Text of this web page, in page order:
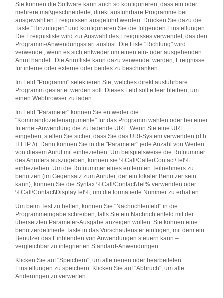
Sie können die Software kann auch so konfigurieren, dass ein oder
mehrere maßgeschneiderte, direkt ausführbare Programme bei
ausgewählten Ereignissen ausgeführt werden. Drücken Sie dazu die
Taste "Hinzufügen" und konfigurieren Sie die folgenden Einstellungen:
Die Ereignisliste wird zur Auswahl des Ereignisses verwendet, das den
Programm-/Anwendungsstart auslöst. Die Liste "Richtung" wird
verwendet, wenn es sich entweder um einen ein- oder ausgehenden
Anruf handelt. Die Anrufliste kann dazu verwendet werden, Ereignisse
für interne oder externe oder beides zu beschränken.
Im Feld "Programm" selektieren Sie, welches direkt ausführbare
Programm gestartet werden soll. Dieses Feld sollte leer bleiben, um
einen Webbrowser zu laden.
Im Feld "Parameter" können Sie entweder die
"Kommandozeilenargumente" für das Programm wählen oder bei einer
Internet-Anwendung die zu ladende URL. Wenn Sie eine URL
eingeben, stellen Sie sicher, dass Sie das URI-System verwenden (d.h.
HTTP://). Dann können Sie in die "Parameter" jede Anzahl von Werten
von diesem Anruf mit einbeziehen. Um beispielsweise die Rufnummer
des Anrufers auszugeben, können sie %Call\CallerContact\Tel%
einbeziehen. Um die Rufnummer eines entfernten Teilnehmers zu
benutzen (im Gegensatz zum Anrufer, der ein lokaler Benutzer sein
kann), können Sie die Syntax %Call\Contact\Tel% verwenden oder
%Call\Contact\DisplayTel%, um die formatierte Nummer zu erhalten.
Um beim Test zu helfen, können Sie "Nachrichtenfeld" in die
Programmeingabe schreiben, falls Sie ein Nachrichtenfeld mit der
übersetzten Parameter-Ausgabe anzeigen wollen. Sie können eine
benutzerdefinierte Taste in das Vorschaufenster einfügen, mit dem ein
Benutzer das Einblenden von Anwendungen steuern kann –
vergleichbar zu integrierten Standard-Anwendungen.
Klicken Sie auf "Speichern", um alle neuen oder bearbeiteten
Einstellungen zu speichern. Klicken Sie auf "Abbruch", um alle
Änderungen zu verwerfen.